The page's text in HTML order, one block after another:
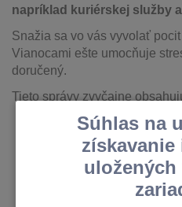
napríklad kuriérskej služby
Snažia sa vo vás vyvolať
Vianocami ešte umocňuje
doručený.
Tieto správy zvyčajne
Falošné informácie o
bude zrejme obsahovať
zásielke, ktorá z
zrealizovaná. Môže
aktualizovanie